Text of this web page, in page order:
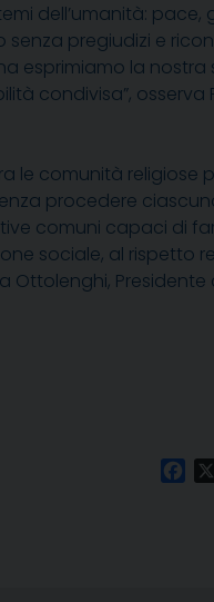
dell’umanità: pace,
pregiudizi e
esprimiamo la
condivisa”, osserva
comunità religiose
procedere
comuni capaci di
sociale, al rispetto
Presidente